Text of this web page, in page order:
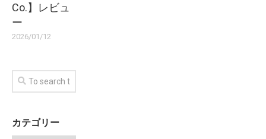
Co.】レビュ
ー
2026/01/12
カテゴリー